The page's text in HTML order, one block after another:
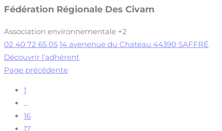
Fédération Régionale Des Civam
Association environnementale +2
02 40 72 65 05 14 avenenue du Chateau 44390 SAFFRÉ
Découvrir l’adhérent
Page précédente
1
…
16
17